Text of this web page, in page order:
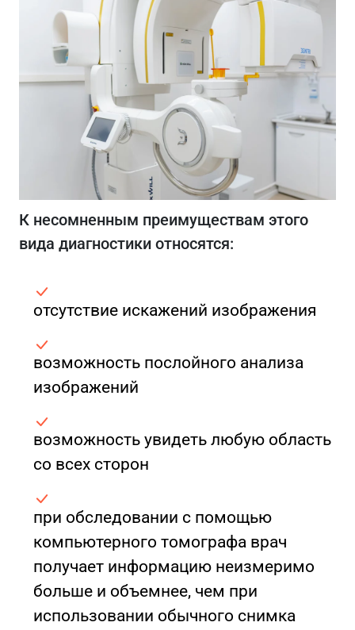
К несомненным преимуществам этого
вида диагностики относятся:
отсутствие искажений изображения
возможность послойного анализа
изображений
возможность увидеть любую область
со всех сторон
при обследовании с помощью
компьютерного томографа врач
получает информацию неизмеримо
больше и объемнее, чем при
использовании обычного снимка